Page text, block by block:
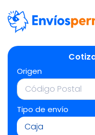
Origen
Tipo de envío
Caja